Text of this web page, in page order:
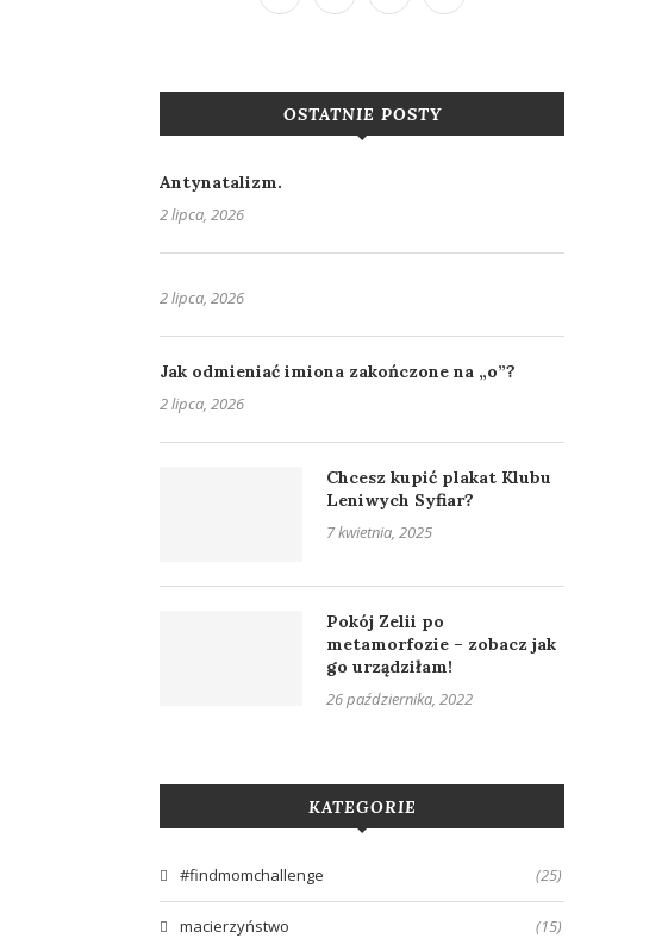
OSTATNIE POSTY
Antynatalizm.
2 lipca, 2026
2 lipca, 2026
Jak odmieniać imiona zakończone na „o”?
2 lipca, 2026
Chcesz kupić plakat Klubu
Leniwych Syfiar?
7 kwietnia, 2025
Pokój Zelii po
metamorfozie – zobacz jak
go urządziłam!
26 października, 2022
KATEGORIE
#findmomchallenge (25)
macierzyństwo (15)